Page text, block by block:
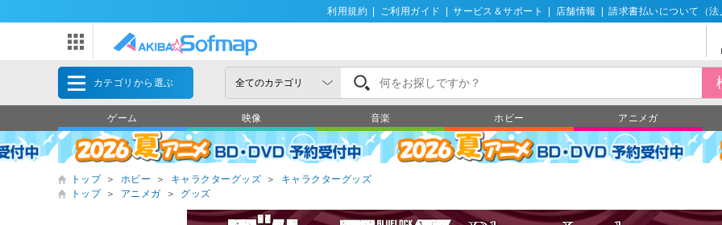
利用規約 ご利用ガイド サービス＆サポート 店舗情報 請求書払いについて（法
カテゴリから選ぶ
ゲーム 映像 音楽 ホビー アニメガ
トップ ＞ ホビー ＞ キャラクターグッズ ＞
キャラクターグッズ
トップ
＞ アニメガ ＞ グッズ